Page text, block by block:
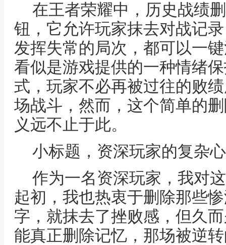
在王者荣耀中，历史战绩
钮，它允许玩家抹去对战记
发挥失常的局次，都可以一
看似是游戏提供的一种情绪
式，玩家不必再被过往的败
场战斗，然而，这个简单的
义远不止于此。
小标题，资深玩家的复杂
作为一名资深玩家，我对
起初，我也热衷于删除那些
字，就抹去了挫败感，但久
能真正删除记忆，那场被逆